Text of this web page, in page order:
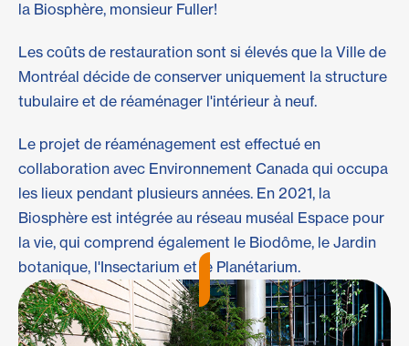
la Biosphère, monsieur Fuller!
Les coûts de restauration sont si élevés que la Ville de
Montréal décide de conserver uniquement la structure
tubulaire et de réaménager l'intérieur à neuf.
Le projet de réaménagement est effectué en
collaboration avec Environnement Canada qui occupa
les lieux pendant plusieurs années. En 2021, la
Biosphère est intégrée au réseau muséal Espace pour
la vie, qui comprend également le Biodôme, le Jardin
botanique, l'Insectarium et le Planétarium.